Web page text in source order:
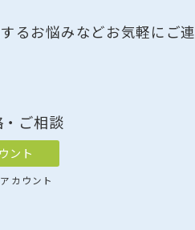
るお悩みなどお気軽にご
ご相談
ント
カウント